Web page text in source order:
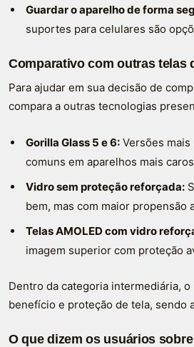
Guardar o aparelho de forma
suportes para celulares são
Comparativo com outras telas
Para ajudar em sua decisão de
compara a outras tecnologias
Gorilla Glass 5 e 6: Versões
comuns em aparelhos mais
Vidro sem proteção reforçada:
bem, mas com maior propensão
Telas AMOLED com vidro
imagem superior com proteção
Dentro da categoria intermediária,
benefício e proteção de tela, sendo
O que dizem os usuários